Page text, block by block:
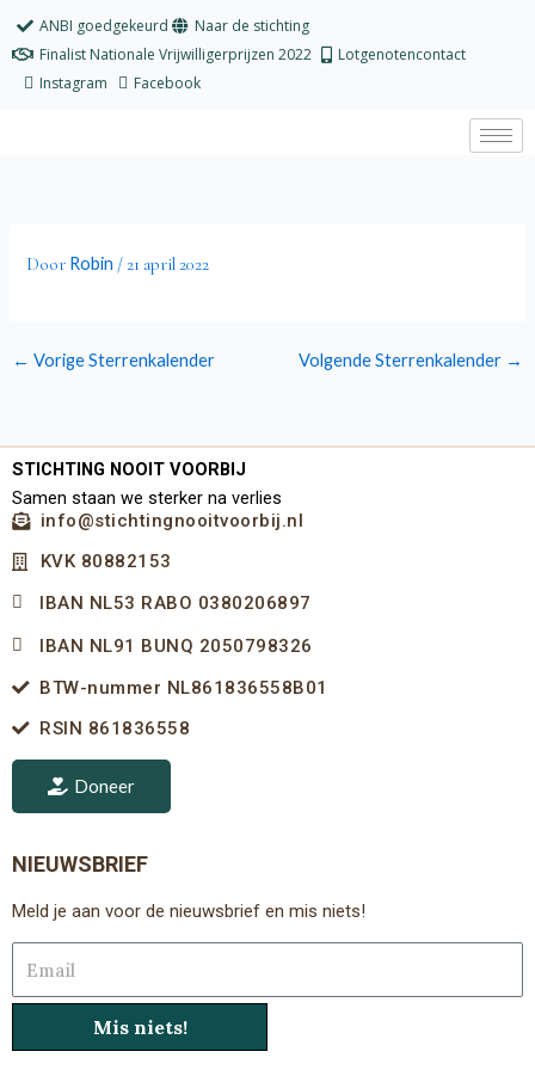
ANBI goedgekeurd
Naar de stichting
Finalist Nationale Vrijwilligerprijzen 2022
Lotgenotencontact
Instagram
Facebook
Door Robin / 21 april 2022
← Vorige Sterrenkalender Volgende Sterrenkalender →
STICHTING NOOIT VOORBIJ
Samen staan we sterker na verlies
info@stichtingnooitvoorbij.nl
KVK 80882153
IBAN NL53 RABO 0380206897
IBAN NL91 BUNQ 2050798326
BTW-nummer NL861836558B01
RSIN 861836558
Doneer
NIEUWSBRIEF
Meld je aan voor de nieuwsbrief en mis niets!
Mis niets!